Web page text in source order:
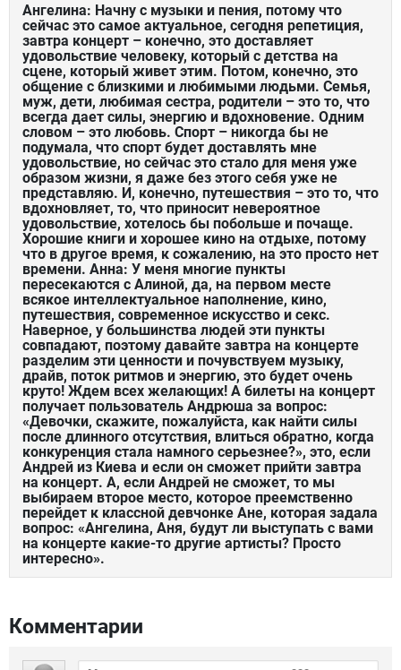
Ангелина: Начну с музыки и пения, потому что
сейчас это самое актуальное, сегодня репетиция,
завтра концерт – конечно, это доставляет
удовольствие человеку, который с детства на
сцене, который живет этим. Потом, конечно, это
общение с близкими и любимыми людьми. Семья,
муж, дети, любимая сестра, родители – это то, что
всегда дает силы, энергию и вдохновение. Одним
словом – это любовь. Спорт – никогда бы не
подумала, что спорт будет доставлять мне
удовольствие, но сейчас это стало для меня уже
образом жизни, я даже без этого себя уже не
представляю. И, конечно, путешествия – это то, что
вдохновляет, то, что приносит невероятное
удовольствие, хотелось бы побольше и почаще.
Хорошие книги и хорошее кино на отдыхе, потому
что в другое время, к сожалению, на это просто нет
времени. Анна: У меня многие пункты
пересекаются с Алиной, да, на первом месте
всякое интеллектуальное наполнение, кино,
путешествия, современное искусство и секс.
Наверное, у большинства людей эти пункты
совпадают, поэтому давайте завтра на концерте
разделим эти ценности и почувствуем музыку,
драйв, поток ритмов и энергию, это будет очень
круто! Ждем всех желающих! А билеты на концерт
получает пользователь Андрюша за вопрос:
«Девочки, скажите, пожалуйста, как найти силы
после длинного отсутствия, влиться обратно, когда
конкуренция стала намного серьезнее?», это, если
Андрей из Киева и если он сможет прийти завтра
на концерт. А, если Андрей не сможет, то мы
выбираем второе место, которое преемственно
перейдет к классной девчонке Ане, которая задала
вопрос: «Ангелина, Аня, будут ли выступать с вами
на концерте какие-то другие артисты? Просто
интересно».
Комментарии